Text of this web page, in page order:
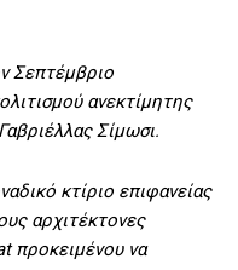
Σεπτέμβριο
ανεκτίμητης
Σίμωσι.
κτίριο επιφανείας
αρχιτέκτονες
προκειμένου να